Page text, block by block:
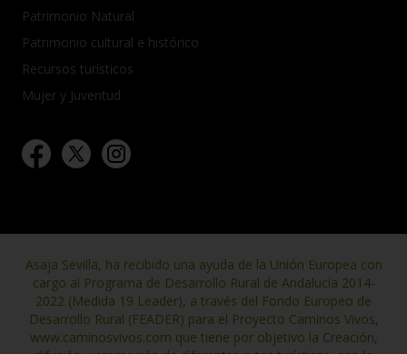
Patrimonio Natural
Patrimonio cultural e histórico
Recursos turísticos
Mujer y Juventud
Asaja Sevilla, ha recibido una ayuda de la Unión Europea con
cargo al Programa de Desarrollo Rural de Andalucía 2014-
2022 (Medida 19 Leader), a través del Fondo Europeo de
Desarrollo Rural (FEADER) para el Proyecto Caminos Vivos,
www.caminosvivos.com que tiene por objetivo la Creación,